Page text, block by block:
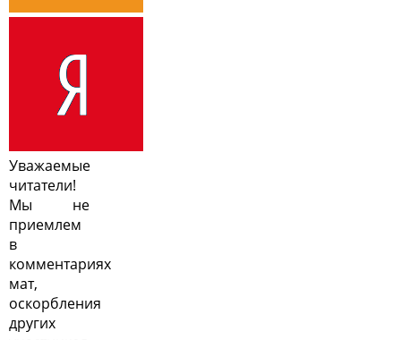
Уважаемые
читатели!
Мы не
приемлем
в
комментариях
мат,
оскорбления
других